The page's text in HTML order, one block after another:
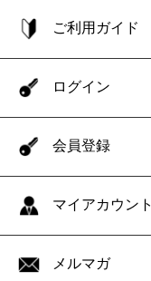
ご利用ガイド
ログイン
会員登録
マイアカウント
メルマガ